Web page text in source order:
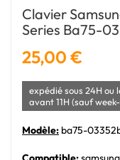
Clavier
Series Ba75-
25,00 €
expédié sous 24H ou
avant 11H (sauf
Modèle: ba75-